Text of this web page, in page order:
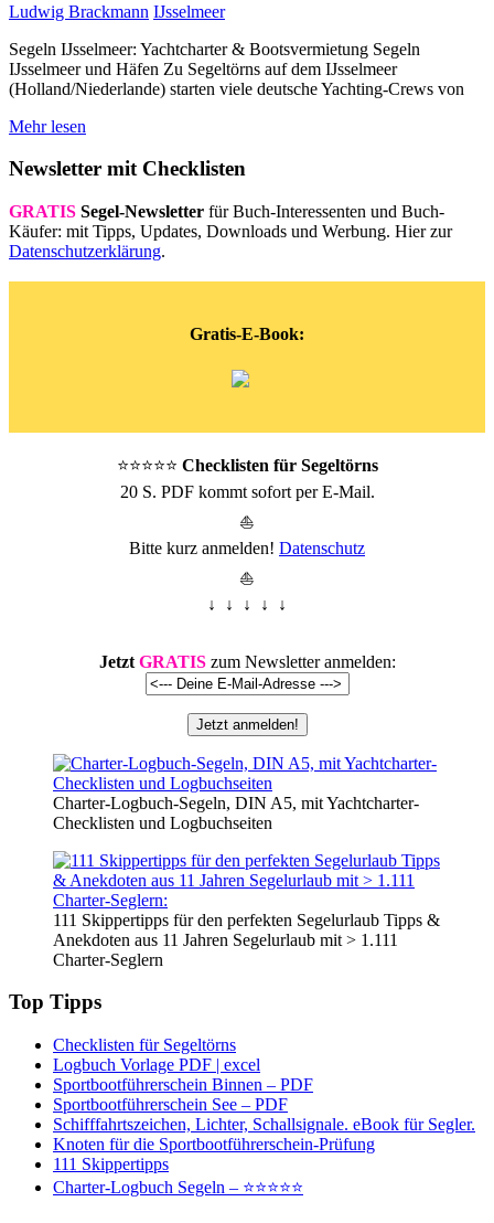
Ludwig Brackmann IJsselmeer
Segeln IJsselmeer: Yachtcharter & Bootsvermietung Segeln
IJsselmeer und Häfen Zu Segeltörns auf dem IJsselmeer
(Holland/Niederlande) starten viele deutsche Yachting-Crews von
Mehr lesen
Newsletter mit Checklisten
GRATIS Segel-Newsletter für Buch-Interessenten und Buch-
Käufer: mit Tipps, Updates, Downloads und Werbung. Hier zur
Datenschutzerklärung.
Gratis-E-Book:
⭐⭐⭐⭐⭐ Checklisten für Segeltörns
20 S. PDF kommt sofort per E-Mail.
⛵
Bitte kurz anmelden! Datenschutz
⛵
↓ ↓ ↓ ↓ ↓
Jetzt GRATISzum Newsletter anmelden:
Charter-Logbuch-Segeln, DIN A5, mit Yachtcharter-
Checklisten und Logbuchseiten
111 Skippertipps für den perfekten Segelurlaub Tipps &
Anekdoten aus 11 Jahren Segelurlaub mit > 1.111
Charter-Seglern
Top Tipps
Checklisten für Segeltörns
Logbuch Vorlage PDF | excel
Sportbootführerschein Binnen – PDF
Sportbootführerschein See – PDF
Schifffahrtszeichen, Lichter, Schallsignale. eBook für Segler.
Knoten für die Sportbootführerschein-Prüfung
111 Skippertipps
Charter-Logbuch Segeln – ⭐⭐⭐⭐⭐